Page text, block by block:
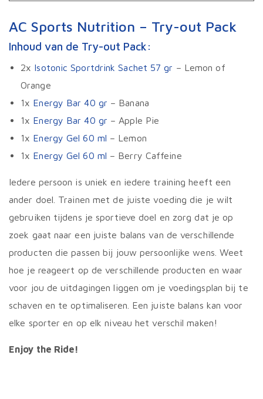
AC Sports Nutrition – Try-out Pack
Inhoud van de Try-out Pack:
2x Isotonic Sportdrink Sachet 57 gr – Lemon of
Orange
1x Energy Bar 40 gr – Banana
1x Energy Bar 40 gr – Apple Pie
1x Energy Gel 60 ml – Lemon
1x Energy Gel 60 ml – Berry Caffeine
Iedere persoon is uniek en iedere training heeft een
ander doel. Trainen met de juiste voeding die je wilt
gebruiken tijdens je sportieve doel en zorg dat je op
zoek gaat naar een juiste balans van de verschillende
producten die passen bij jouw persoonlijke wens. Weet
hoe je reageert op de verschillende producten en waar
voor jou de uitdagingen liggen om je voedingsplan bij te
schaven en te optimaliseren. Een juiste balans kan voor
elke sporter en op elk niveau het verschil maken!
Enjoy the Ride!